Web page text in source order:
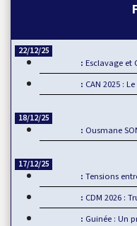
22/12/25
Esclavage
CAN 2025 :
18/12/25
Ousmane
17/12/25
Tensions
CDM 2026 :
Guinée : Un